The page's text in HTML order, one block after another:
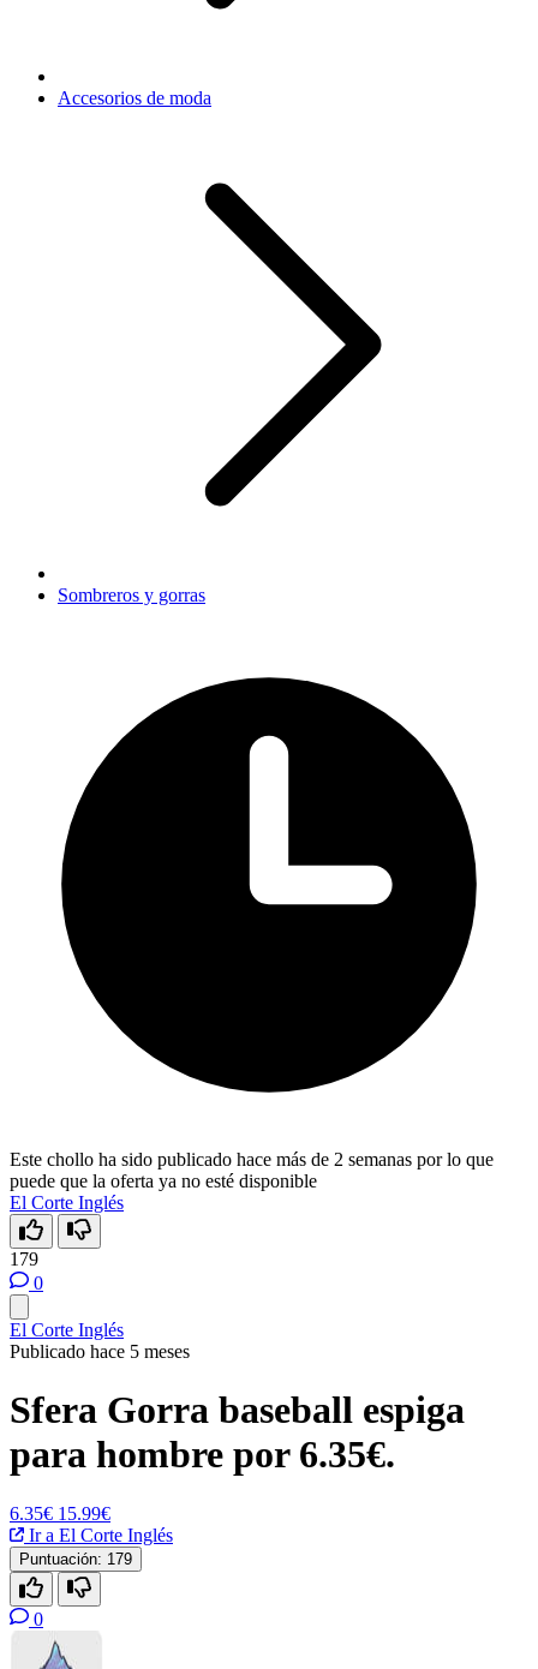
Accesorios de moda
Sombreros y gorras
Este chollo ha sido publicado hace más de 2 semanas por lo que
puede que la oferta ya no esté disponible
El Corte Inglés
179
0
El Corte Inglés
Publicado hace 5 meses
Sfera Gorra baseball espiga
para hombre por 6.35€.
6.35€ 15.99€
Ir a El Corte Inglés
Puntuación: 179
0